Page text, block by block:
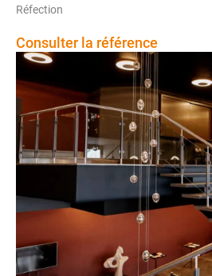
Réfection
Consulter la référence